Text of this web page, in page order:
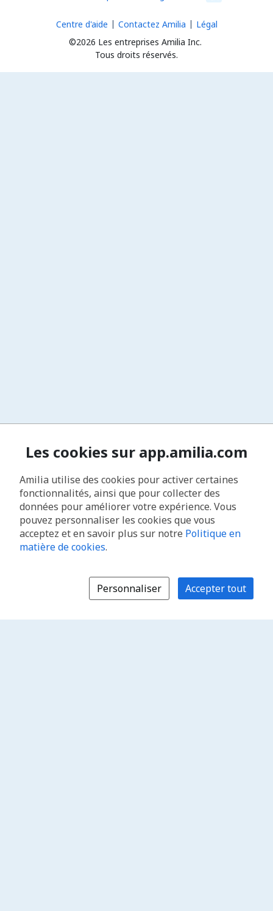
©2026 Les entreprises Amilia Inc.
Tous droits réservés.
Centre d'aide Contactez Amilia Légal
Les cookies sur app.amilia.com
Amilia utilise des cookies pour activer certaines
fonctionnalités, ainsi que pour collecter des
données pour améliorer votre expérience. Vous
pouvez personnaliser les cookies que vous
acceptez et en savoir plus sur notre Politique en
matière de cookies.
Personnaliser Accepter tout